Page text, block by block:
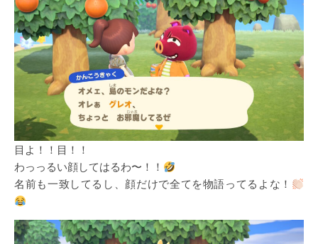
目よ！！目！！
わっっるい顔してはるわ〜！！
名前も一致してるし、顔だけで全てを物語ってるよな！